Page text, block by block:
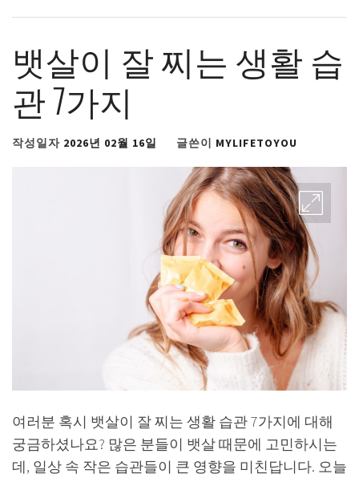
뱃살이 잘 찌는 생활 습
관 7가지
작성일자 2026년 02월 16일 글쓴이 MYLIFETOYOU
여러분 혹시 뱃살이 잘 찌는 생활 습관 7가지에 대해
궁금하셨나요? 많은 분들이 뱃살 때문에 고민하시는
데, 일상 속 작은 습관들이 큰 영향을 미친답니다. 오늘